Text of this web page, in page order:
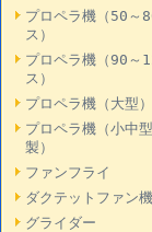
プロペラ機（50～
ス）
プロペラ機（90～
ス）
プロペラ機（大型）
プロペラ機（小中
製）
ファンフライ
ダクテットファン機
グライダー